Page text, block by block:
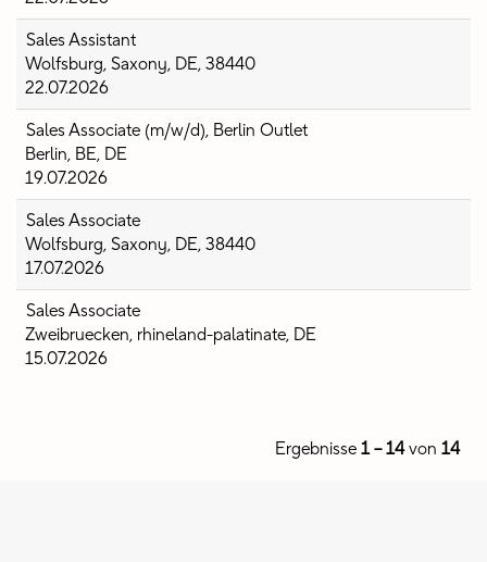
Sales Assistant
Wolfsburg, Saxony, DE, 38440
22.07.2026
Sales Associate (m/w/d), Berlin Outlet
Berlin, BE, DE
19.07.2026
Sales Associate
Wolfsburg, Saxony, DE, 38440
17.07.2026
Sales Associate
Zweibruecken, rhineland-palatinate, DE
15.07.2026
Ergebnisse 1 – 14von 14